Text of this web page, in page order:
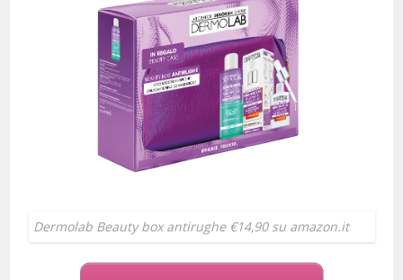
Dermolab Beauty box antirughe €14,90 su amazon.it